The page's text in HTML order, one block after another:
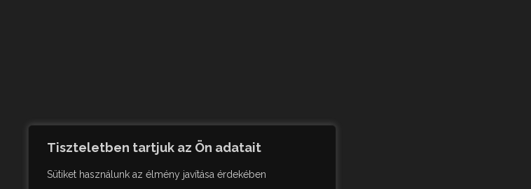
Tiszteletben tartjuk az Ön adatait
Sütiket használunk az élmény javítása érdekében